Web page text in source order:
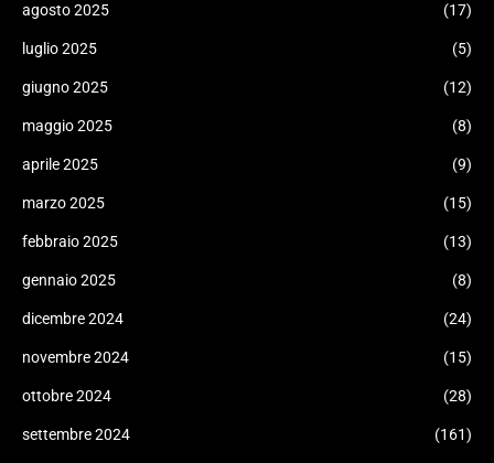
agosto 2025 (17)
luglio 2025 (5)
giugno 2025 (12)
maggio 2025 (8)
aprile 2025 (9)
marzo 2025 (15)
febbraio 2025 (13)
gennaio 2025 (8)
dicembre 2024 (24)
novembre 2024 (15)
ottobre 2024 (28)
settembre 2024 (161)